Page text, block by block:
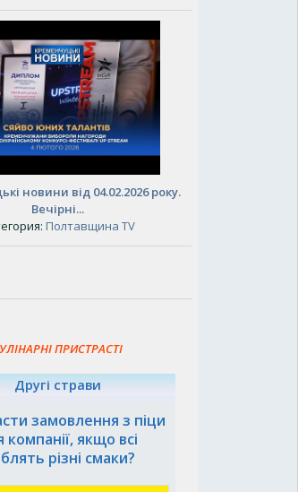
новини від 04.02.2026 року.
Вечірні...
Полтавщина TV
ПРИСТРАСТІ
Другі страви
замовлення з піци
компанії, якщо всі
різні смаки?